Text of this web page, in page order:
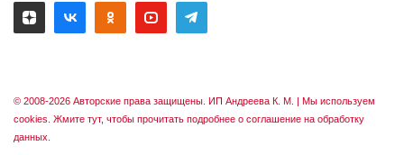
© 2008-2026 Авторские права защищены. ИП Андреева К. М. | Мы используем
cookies. Жмите тут, чтобы прочитать подробнее о соглашение на обработку
данных.